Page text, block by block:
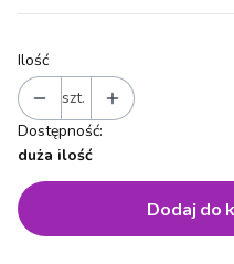
Ilość
szt.
Dostępność:
duża ilość
Dodaj do